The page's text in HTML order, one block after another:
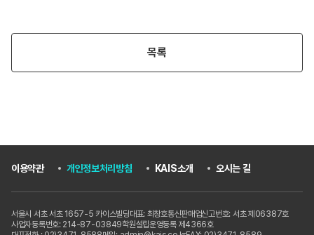
목록
이용약관 개인정보처리방침 KAIS소개 오시는 길
서울시 서초 서초 1657-5 카이스빌딩대표: 최창호통신판매업신고번호: 서초 제06387호
사업자등록번호: 214-87-03849학원설립운영등록 제4366호